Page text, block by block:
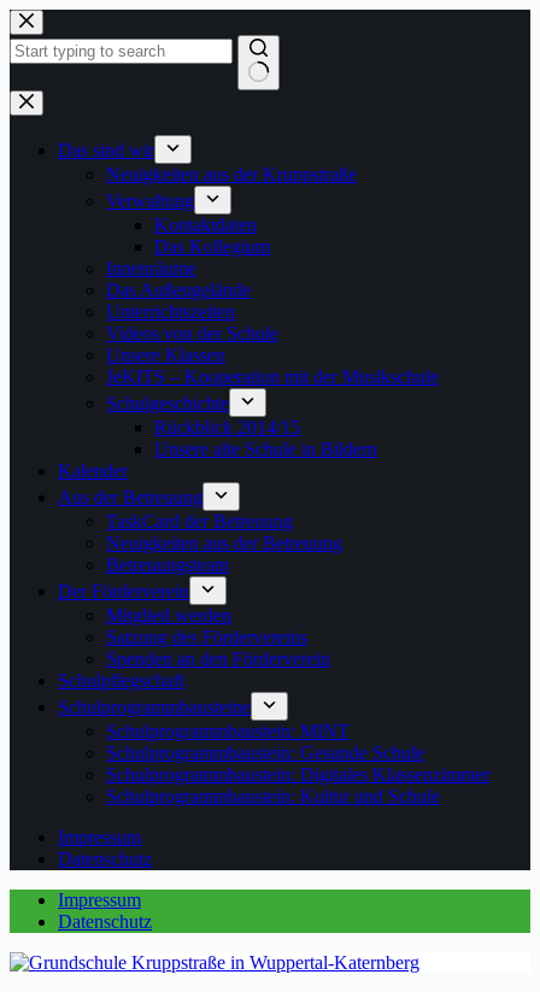
Zum
Inhalt
springen
Keine
Ergebnisse
Das sind wir
Neuigkeiten aus der Kruppstraße
Verwaltung
Kontaktdaten
Das Kollegium
Innenräume
Das Außengelände
Unterrichtszeiten
Videos von der Schule
Unsere Klassen
JeKITS – Kooperation mit der Musikschule
Schulgeschichte
Rückblick 2014/15
Unsere alte Schule in Bildern
Kalender
Aus der Betreuung
TaskCard der Betreuung
Neuigkeiten aus der Betreuung
Betreuungsteam
Der Förderverein
Mitglied werden
Satzung des Fördervereins
Spenden an den Förderverein
Schulpflegschaft
Schulprogrammbausteine
Schulprogrammbaustein: MINT
Schulprogrammbaustein: Gesunde Schule
Schulprogrammbaustein: Digitales Klassenzimmer
Schulprogrammbaustein: Kultur und Schule
Impressum
Datenschutz
Impressum
Datenschutz